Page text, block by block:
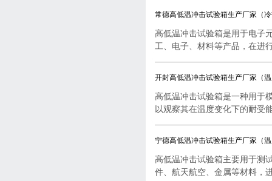
常德高低温冲击试验箱生产厂家（
高低温冲击试验箱是用于电子
工、电子、材料等产品，在进
开封高低温冲击试验箱生产厂家（
高低温冲击试验箱是一种用于
以观察其在温度变化下的耐受
宁德高低温冲击试验箱生产厂家（
高低温冲击试验箱主要用于测
件、航天航空、金属等材料，